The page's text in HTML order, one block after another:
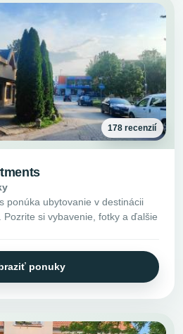
178 recenzií
ponúka ubytovanie v destinácii
Pozrite si vybavenie, fotky a ďalšie
ponuky